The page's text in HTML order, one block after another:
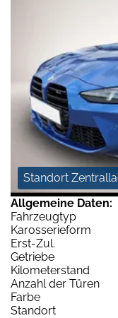
Standort
Allgemeine Daten:
Fahrzeugtyp
Karosserieform
Erst-Zul.
Getriebe
Kilometerstand
Anzahl der Türen
Farbe
Standort